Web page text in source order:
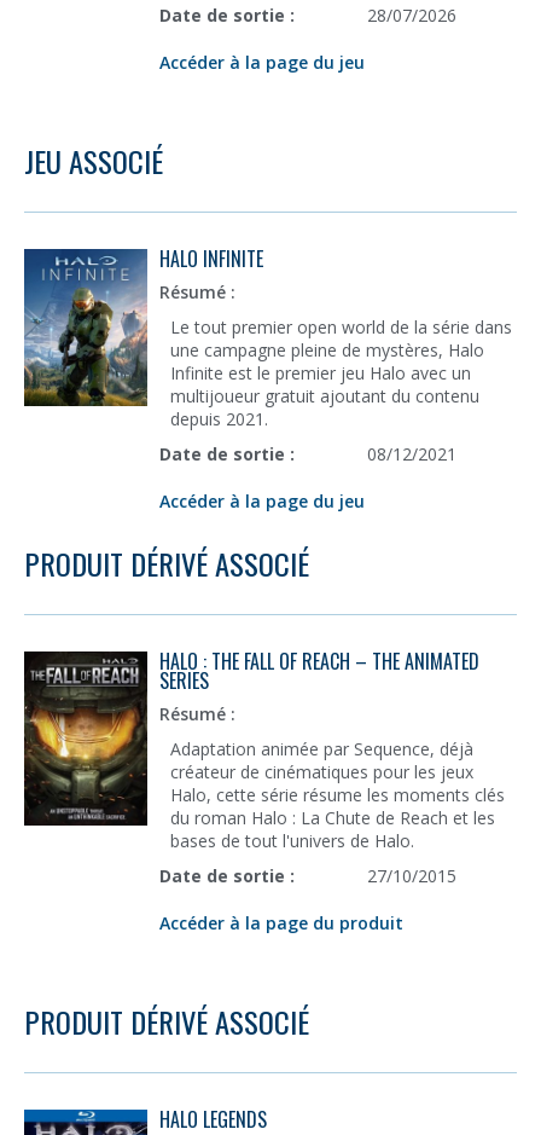
Date de sortie :
28/07/2026
Accéder à la page du jeu
JEU ASSOCIÉ
HALO INFINITE
Résumé :
Le tout premier open world de la série dans
une campagne pleine de mystères, Halo
Infinite est le premier jeu Halo avec un
multijoueur gratuit ajoutant du contenu
depuis 2021.
Date de sortie :
08/12/2021
Accéder à la page du jeu
PRODUIT DÉRIVÉ ASSOCIÉ
HALO : THE FALL OF REACH – THE ANIMATED
SERIES
Résumé :
Adaptation animée par Sequence, déjà
créateur de cinématiques pour les jeux
Halo, cette série résume les moments clés
du roman Halo : La Chute de Reach et les
bases de tout l'univers de Halo.
Date de sortie :
27/10/2015
Accéder à la page du produit
PRODUIT DÉRIVÉ ASSOCIÉ
HALO LEGENDS